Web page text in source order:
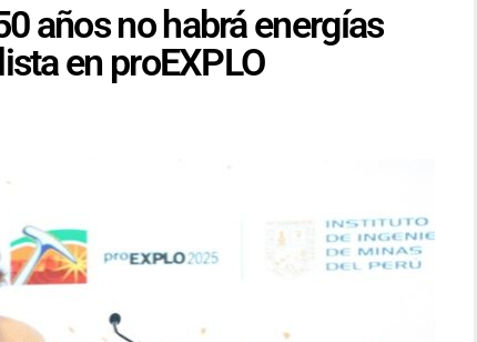
años no habrá energías
en proEXPLO